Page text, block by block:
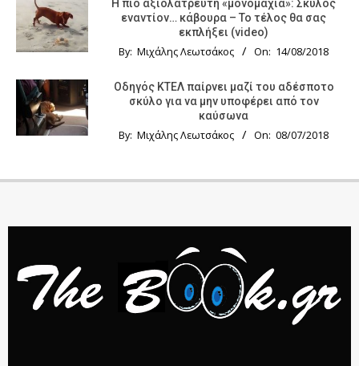
Η πιο αξιολάτρευτη «μονομαχία»: Σκύλος
εναντίον… κάβουρα – Το τέλος θα σας
εκπλήξει (video)
By: Μιχάλης Λεωτσάκος On: 14/08/2018
Οδηγός KTΕΛ παίρνει μαζί του αδέσποτο
σκύλο για να μην υποφέρει από τον
καύσωνα
By: Μιχάλης Λεωτσάκος On: 08/07/2018